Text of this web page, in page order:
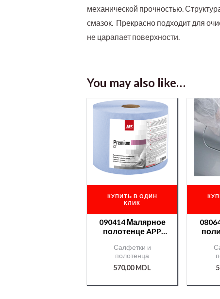
механической прочностью.
смазок. Прекрасно подходит для
не царапает поверхности.
You may also like…
КУПИТЬ В ОДИН
КЛИК
090414 Малярное
полотенце APP
22х190 п.м.
Салфетки и
полотенца
570,00MDL